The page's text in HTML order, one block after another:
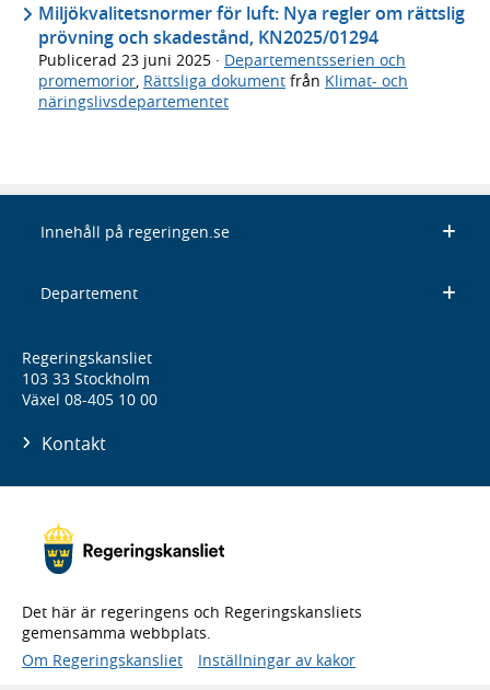
Miljökvalitetsnormer för luft: Nya regler om rättslig
prövning och skadestånd, KN2025/01294
Publicerad 23 juni 2025 · Departementsserien och
promemorior, Rättsliga dokument från Klimat- och
näringslivsdepartementet
Innehåll på regeringen.se
Departement
Regeringskansliet
103 33 Stockholm
Växel 08-405 10 00
Kontakt
Det här är regeringens och Regeringskansliets
gemensamma webbplats.
Om Regeringskansliet
Inställningar av kakor